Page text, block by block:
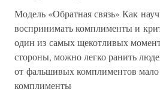
Модель «Обратная связь» Как
воспринимать комплименты и
один из самых щекотливых
стороны, можно легко ранить
от фальшивых комплиментов мало
комплименты